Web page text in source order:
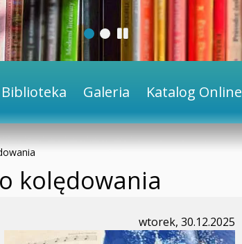
Biblioteka Galeria Katalog Online
kolędowania
wtorek, 30.12.2025